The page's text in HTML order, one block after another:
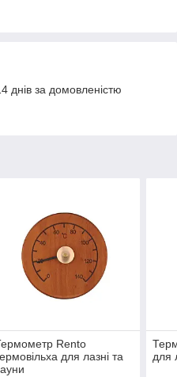
днів за домовленістю
Rento
для лазні та
для